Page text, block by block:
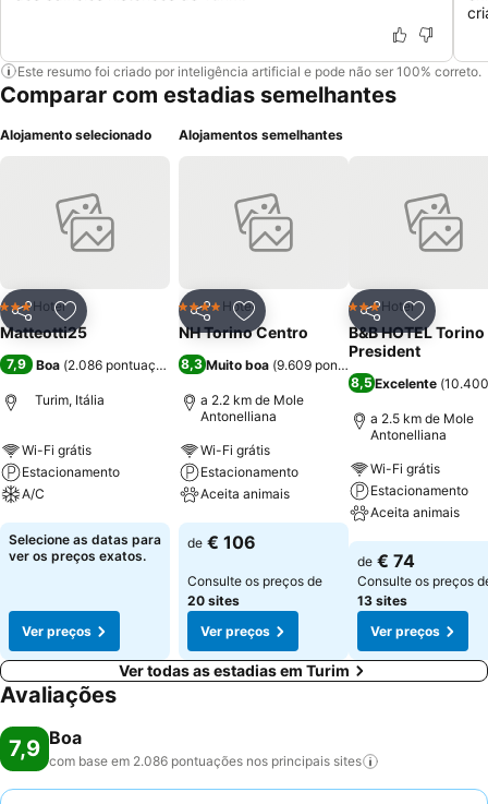
Este resumo foi criado por inteligência artificial e pode não ser 100% correto.
Comparar com estadias semelhantes
Alojamento selecionado
PartilharAdicionar aos favoritos
3 Estrelas
Hotel
Matteotti25
7,9 Boa (2.086 pontuações )
Turim, Itália
Wi-Fi grátis
Estacionamento
A/C
Ver preços
Selecione as datas para
ver os preços exatos.
Ver preços
Alojamentos semelhantes
PartilharAdicionar aos favoritos
4 EstrelasHotel
NH Torino Centro
8,3Muito boa (9.609 pontuações
a 2.2 km de Mole
Antonelliana
Wi-Fi grátis
Estacionamento
Aceita animais
Ver preços
de € 106
Consulte os preços de
20 sites
Ver preços
Partilhar
3 Estrelas
Hotel
B&B HOTEL Torino
President
8,5Excelente (
a 2.5 km de Mole
Antonelliana
Wi-Fi grátis
Estacionamento
Aceita animais
Ver preços
de € 74
Consulte os preços
13 sites
Ver preços
Ver todas as estadias em Turim
Avaliações
7,9 Boa
com base em 2.086 pontuações nos principais sites